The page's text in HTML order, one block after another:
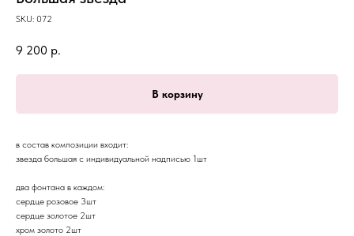
SKU: 072
9 200 р.
В корзину
в состав композиции входит:
звезда большая с индивидуальной надписью 1шт
два фонтана в каждом:
сердце розовое 3шт
сердце золотое 2шт
хром золото 2шт